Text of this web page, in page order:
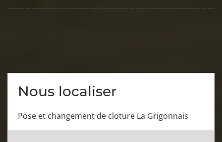
Nous localiser
Pose et changement de cloture La Grigonnais